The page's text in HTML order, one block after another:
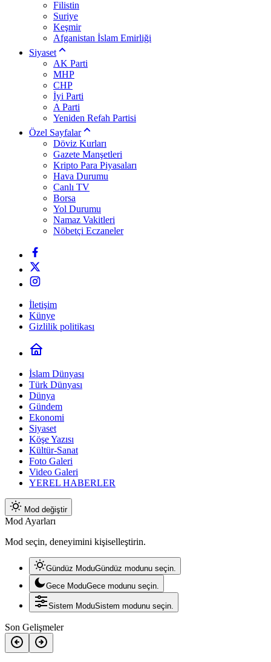
Filistin
Suriye
Keşmir
Afganistan İslam Emirliği
Siyaset
AK Parti
MHP
CHP
İyi Parti
A Parti
Yeniden Refah Partisi
Özel Sayfalar
Döviz Kurları
Gazete Manşetleri
Kripto Para Piyasaları
Hava Durumu
Canlı TV
Borsa
Yol Durumu
Namaz Vakitleri
Nöbetçi Eczaneler
İletişim
Künye
Gizlilik politikası
İslam Dünyası
Türk Dünyası
Dünya
Gündem
Ekonomi
Siyaset
Köşe Yazısı
Kültür-Sanat
Foto Galeri
Video Galeri
YEREL HABERLER
Mod değiştir
Mod Ayarları
Mod seçin, deneyimini kişiselleştirin.
Gündüz ModuGündüz modunu seçin.
Gece ModuGece modunu seçin.
Sistem ModuSistem modunu seçin.
Son Gelişmeler